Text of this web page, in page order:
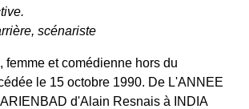
scénariste
femme et comédienne hors du
le 15 octobre 1990. De L'ANNEE
d'Alain Resnais à INDIA